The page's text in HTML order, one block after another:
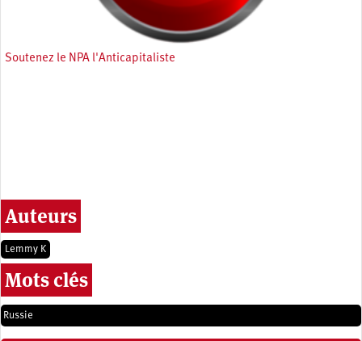
Soutenez le NPA l'Anticapitaliste
Auteurs
Lemmy K
Mots clés
Russie